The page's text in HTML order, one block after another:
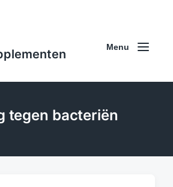
Menu
tegen bacteriën